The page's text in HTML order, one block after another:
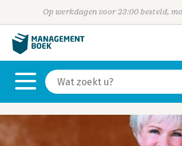
Op werkdagen voor 23:00 besteld,